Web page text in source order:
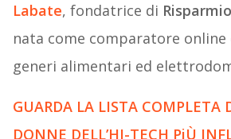
Labate, fondatrice di
nata come comparatore
generi alimentari ed
GUARDA LA LISTA COMPLETA
DONNE DELL’HI-TECH PiÙ